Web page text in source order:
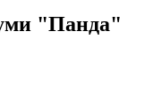
"Панда"